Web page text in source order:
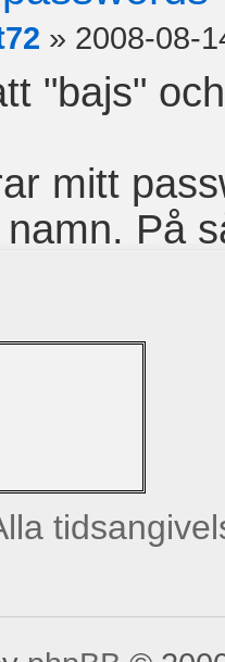
» 2008-08-
"bajs"
mitt
namn. På
lätt att
"A"
i
siffror
kryptera